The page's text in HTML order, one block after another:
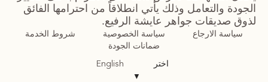
الجودة والتعامل وذلك يأتي انطلاقاً من احترامها الفائق
لذوق صديقات جواهر عايشة الرفيع.
سياسة الارجاع سياسة الخصوصية
شروط الخدمة
ضمانات الجودة
اختر
▼
English